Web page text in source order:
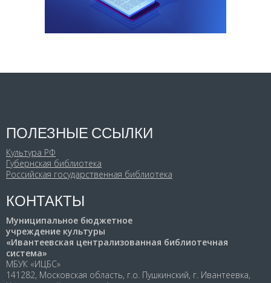
ПОЛЕЗНЫЕ ССЫЛКИ
Культура РФ
Губернская библиотека
Российская государственная библиотека
КОНТАКТЫ
Муниципальное бюджетное
учреждение культуры
«Ивантеевская централизованная библиотечная
система»
МБУК «ИЦБС»
141282, Московская область, г.о. Пушкинский, г. Ивантеевка,